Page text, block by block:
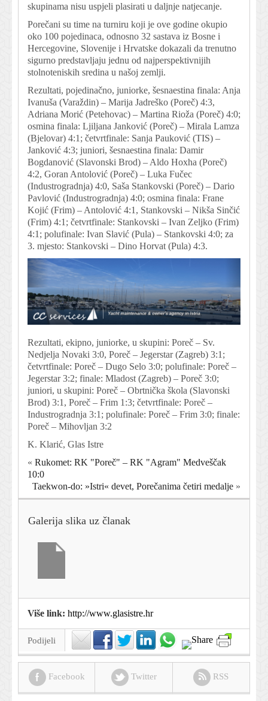
skupinama nisu uspjeli plasirati u daljnje natjecanje.
Porečani su time na turniru koji je ove godine okupio
oko 100 pojedinaca, odnosno 32 sastava iz Bosne i
Hercegovine, Slovenije i Hrvatske dokazali da trenutno
sigurno predstavljaju jednu od najperspektivnijih
stolnoteniskih sredina u našoj zemlji.
Rezultati, pojedinačno, juniorke, šesnaestina finala: Anja
Ivanuša (Varaždin) – Marija Jadreško (Poreč) 4:3,
Adriana Morić (Petehovac) – Martina Rioža (Poreč) 4:0;
osmina finala: Ljiljana Janković (Poreč) – Mirala Lamza
(Bjelovar) 4:1; četvrtfinale: Sanja Pauković (TIS) –
Janković 4:3; juniori, šesnaestina finala: Damir
Bogdanović (Slavonski Brod) – Aldo Hoxha (Poreč)
4:2, Goran Antolović (Poreč) – Luka Fučec
(Industrogradnja) 4:0, Saša Stankovski (Poreč) – Dario
Pavlović (Industrogradnja) 4:0; osmina finala: Frane
Kojić (Frim) – Antolović 4:1, Stankovski – Nikša Sinčić
(Frim) 4:1; četvrtfinale: Stankovski – Ivan Zeljko (Frim)
4:1; polufinale: Ivan Slavić (Pula) – Stankovski 4:0; za
3. mjesto: Stankovski – Dino Horvat (Pula) 4:3.
Rezultati, ekipno, juniorke, u skupini: Poreč – Sv.
Nedjelja Novaki 3:0, Poreč – Jegerstar (Zagreb) 3:1;
četvrtfinale: Poreč – Dugo Selo 3:0; polufinale: Poreč –
Jegerstar 3:2; finale: Mladost (Zagreb) – Poreč 3:0;
juniori, u skupini: Poreč – Obrtnička škola (Slavonski
Brod) 3:1, Poreč – Frim 1:3; četvrtfinale: Poreč –
Industrogradnja 3:1; polufinale: Poreč – Frim 3:0; finale:
Poreč – Mihovljan 3:2
K. Klarić, Glas Istre
« Rukomet: RK "Poreč" – RK "Agram" Medveščak
10:0
Taekwon-do: »Istri« devet, Porečanima četiri medalje »
Galerija slika uz članak
Više link: http://www.glasistre.hr
Podijeli
Facebook Twitter RSS